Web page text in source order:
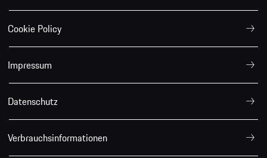
Cookie Policy
Impressum
Datenschutz
Verbrauchsinformationen